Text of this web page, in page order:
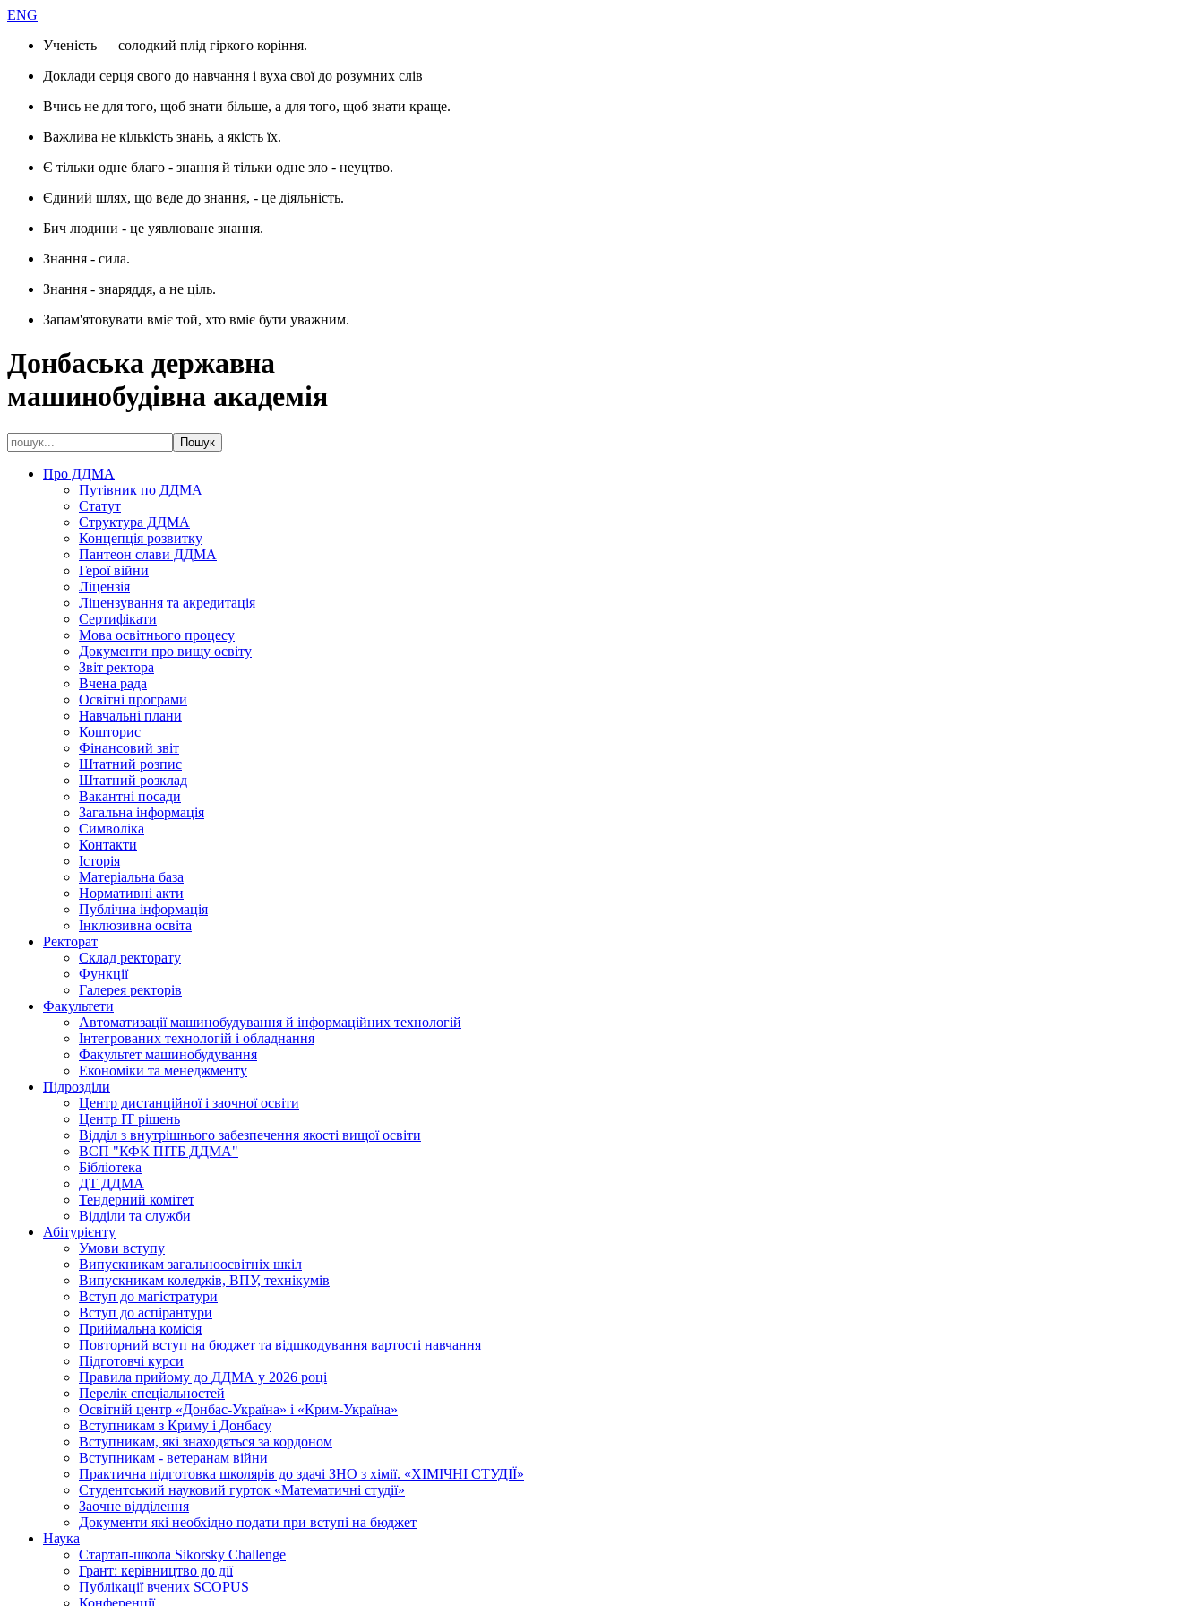
ENG
Ученість — солодкий плід гіркого коріння.
Доклади серця свого до навчання і вуха свої до розумних слів
Вчись не для того, щоб знати більше, а для того, щоб знати краще.
Важлива не кількість знань, а якість їх.
Є тільки одне благо - знання й тільки одне зло - неуцтво.
Єдиний шлях, що веде до знання, - це діяльність.
Бич людини - це уявлюване знання.
Знання - сила.
Знання - знаряддя, а не ціль.
Запам'ятовувати вміє той, хто вміє бути уважним.
Донбаська державна
машинобудівна академія
Про ДДМА
Путівник по ДДМА
Статут
Структура ДДМА
Концепція розвитку
Пантеон слави ДДМА
Герої війни
Ліцензія
Ліцензування та акредитація
Сертифікати
Мова освітнього процесу
Документи про вищу освіту
Звіт ректора
Вчена рада
Освітні програми
Навчальні плани
Кошторис
Фінансовий звіт
Штатний розпис
Штатний розклад
Вакантні посади
Загальна інформація
Символіка
Контакти
Історія
Матеріальна база
Нормативні акти
Публічна інформація
Інклюзивна освіта
Ректорат
Склад ректорату
Функції
Галерея ректорів
Факультети
Автоматизації машинобудування й інформаційних технологій
Інтегрованих технологій і обладнання
Факультет машинобудування
Економіки та менеджменту
Підрозділи
Центр дистанційної і заочної освіти
Центр ІТ рішень
Відділ з внутрішнього забезпечення якості вищої освіти
ВСП "КФК ПІТБ ДДМА"
Бібліотека
ДТ ДДМА
Тендерний комітет
Відділи та служби
Абітурієнту
Умови вступу
Випускникам загальноосвітніх шкіл
Випускникам коледжів, ВПУ, технікумів
Вступ до магістратури
Вступ до аспірантури
Приймальна комісія
Повторний вступ на бюджет та відшкодування вартості навчання
Підготовчі курси
Правила прийому до ДДМА у 2026 році
Перелік спеціальностей
Освітній центр «Донбас-Україна» і «Крим-Україна»
Вступникам з Криму і Донбасу
Вступникам, які знаходяться за кордоном
Вступникам - ветеранам війни
Практична підготовка школярів до здачі ЗНО з хімії. «ХІМІЧНІ СТУДІЇ»
Студентський науковий гурток «Математичні студії»
Заочне відділення
Документи які необхідно подати при вступі на бюджет
Наука
Стартап-школа Sikorsky Challenge
Грант: керівництво до дії
Публікації вчених SCOPUS
Конференції